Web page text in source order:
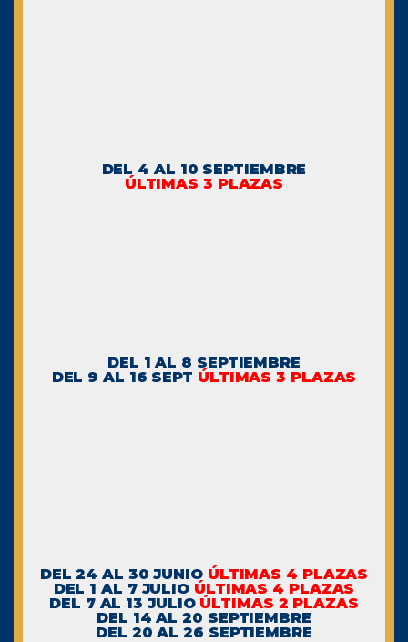
DEL 4 AL 10 SEPTIEMBRE
ÚLTIMAS 3 PLAZAS
DEL 1 AL 8 SEPTIEMBRE
DEL 9 AL 16 SEPT ÚLTIMAS 3 PLAZAS
DEL 24 AL 30 JUNIO ÚLTIMAS 4 PLAZAS
DEL 1 AL 7 JULIO ÚLTIMAS 4 PLAZAS
DEL 7 AL 13 JULIO ÚLTIMAS 2 PLAZAS
DEL 14 AL 20 SEPTIEMBRE
DEL 20 AL 26 SEPTIEMBRE